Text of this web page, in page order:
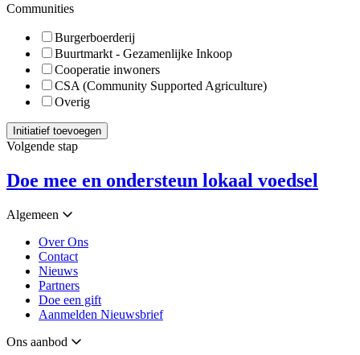
Communities
Burgerboerderij
Buurtmarkt - Gezamenlijke Inkoop
Cooperatie inwoners
CSA (Community Supported Agriculture)
Overig
Volgende stap
Doe mee en ondersteun lokaal voedsel
Algemeen
Over Ons
Contact
Nieuws
Partners
Doe een gift
Aanmelden Nieuwsbrief
Ons aanbod